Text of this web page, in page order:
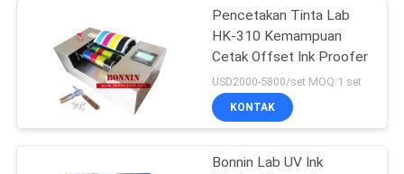
Pencetakan Tinta Lab
HK-310 Kemampuan
Cetak Offset Ink Proofer
USD2000-5800/set MOQ:1 set
KONTAK
Bonnin Lab UV Ink